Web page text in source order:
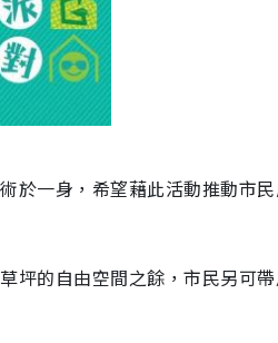
一身，希望藉此活動推動市民
坪的自由空間之餘，市民另可